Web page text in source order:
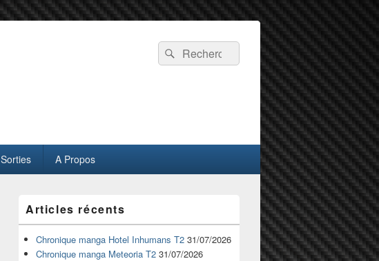
Recherche :
Rechercher
Sorties A Propos
principale
de
widget
pour
Articles récents
Chronique manga Hotel Inhumans T2 31/07/2026
Chronique manga Meteoria T2 31/07/2026